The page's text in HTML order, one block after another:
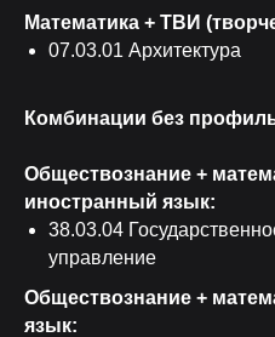
Математика + ТВИ
07.03.01 Архитектура
Комбинации без
Обществознание +
иностранный язык:
38.03.04
управление
Обществознание +
язык: